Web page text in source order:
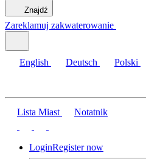
Znajdź
Zareklamuj zakwaterowanie
English Deutsch Polski
Lista Miast Notatnik
LoginRegister now